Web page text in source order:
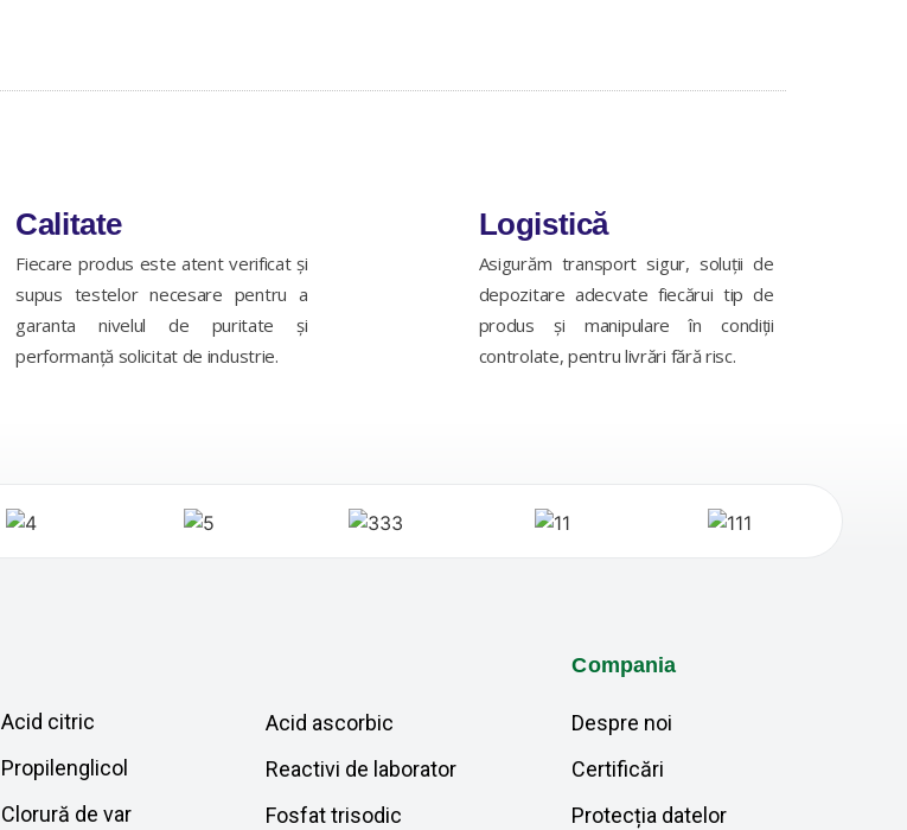
Calitate
Fiecare produs este atent verificat și
supus testelor necesare pentru a
garanta nivelul de puritate și
performanță solicitat de industrie.
Logistică
Asigurăm transport sigur, soluții de
depozitare adecvate fiecărui tip de
produs și manipulare în condiții
controlate, pentru livrări fără risc.
Acid citric
Propilenglicol
Clorură de var
Acid ascorbic
Reactivi de laborator
Fosfat trisodic
Compania
Despre noi
Certificări
Protecția datelor